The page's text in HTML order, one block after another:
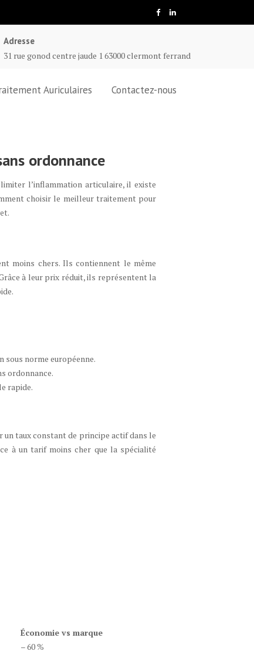
Adresse
31 rue gonod centre jaude 1 63000 clermont ferrand
Auriculaires Contactez-nous
ordonnance
l’inflammation articulaire, il existe
choisir le meilleur traitement pour
moins chers. Ils contiennent le même
à leur prix réduit, ils représentent la
sous norme européenne.
ordonnance.
rapide.
taux constant de principe actif dans le
à un tarif moins cher que la spécialité
Économie vs marque
– 60 %